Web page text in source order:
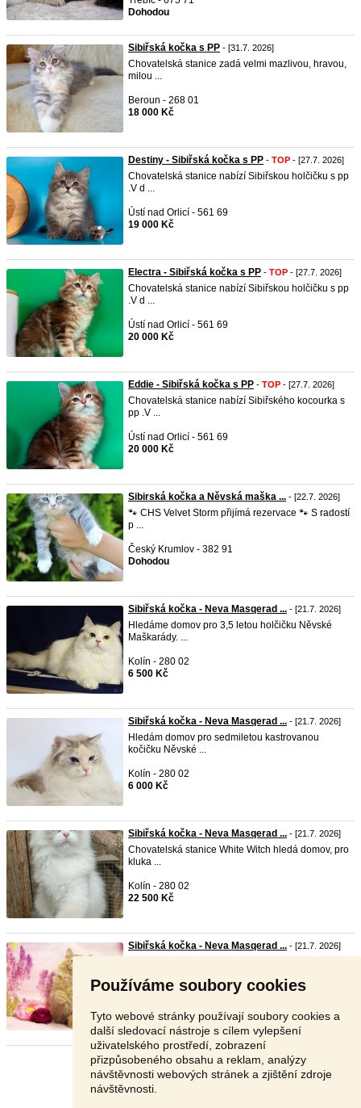
Používáme soubory cookies
Tyto webové stránky používají soubory cookies a
další sledovací nástroje s cílem vylepšení
uživatelského prostředí, zobrazení
přizpůsobeného obsahu a reklam, analýzy
návštěvnosti webových stránek a zjištění zdroje
návštěvnosti.
Dohodou
Sibiřská kočka s PP - [31.7. 2026]
Chovatelská stanice zadá velmi mazlivou, hravou,
milou ...
Beroun - 268 01
18 000 Kč
Destiny - Sibiřská kočka s PP - TOP - [27.7. 2026]
Chovatelská stanice nabízí Sibiřskou holčičku s pp
.V d ...
Ústí nad Orlicí - 561 69
19 000 Kč
Electra - Sibiřská kočka s PP - TOP - [27.7. 2026]
Chovatelská stanice nabízí Sibiřskou holčičku s pp
.V d ...
Ústí nad Orlicí - 561 69
20 000 Kč
Eddie - Sibiřská kočka s PP - TOP - [27.7. 2026]
Chovatelská stanice nabízí Sibiřského kocourka s
pp .V ...
Ústí nad Orlicí - 561 69
20 000 Kč
Sibirská kočka a Něvská maška ... - [22.7. 2026]
🐾 CHS Velvet Storm přijímá rezervace 🐾 S radostí
p ...
Český Krumlov - 382 91
Dohodou
Sibiřská kočka - Neva Masqerad ... - [21.7. 2026]
Hledáme domov pro 3,5 letou holčičku Něvské
Maškarády. ...
Kolín - 280 02
6 500 Kč
Sibiřská kočka - Neva Masqerad ... - [21.7. 2026]
Hledám domov pro sedmiletou kastrovanou
kočičku Něvské ...
Kolín - 280 02
6 000 Kč
Sibiřská kočka - Neva Masqerad ... - [21.7. 2026]
Chovatelská stanice White Witch hledá domov, pro
kluka ...
Kolín - 280 02
22 500 Kč
Sibiřská kočka - Neva Masqerad ... - [21.7. 2026]
22 000 Kč
Stránka: 1 2 Další